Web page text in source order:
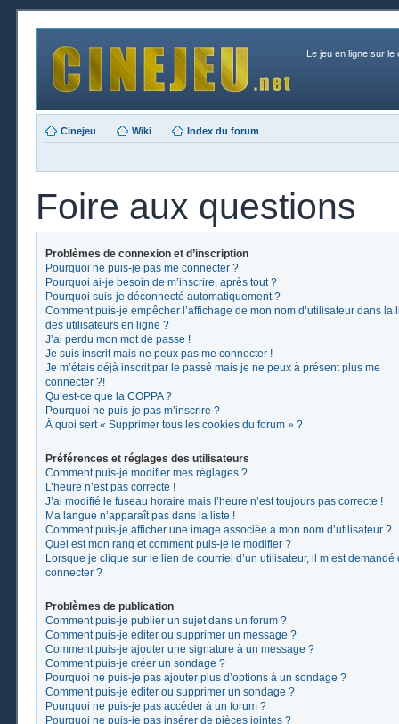
Le jeu en ligne sur le
Cinejeu Wiki Index du forum
Foire aux questions
Problèmes de connexion et d’inscription
Pourquoi ne puis-je pas me connecter ?
Pourquoi ai-je besoin de m’inscrire, après tout ?
Pourquoi suis-je déconnecté automatiquement ?
Comment puis-je empêcher l’affichage de mon nom d’utilisateur dans la
des utilisateurs en ligne ?
J’ai perdu mon mot de passe !
Je suis inscrit mais ne peux pas me connecter !
Je m’étais déjà inscrit par le passé mais je ne peux à présent plus me
connecter ?!
Qu’est-ce que la COPPA ?
Pourquoi ne puis-je pas m’inscrire ?
À quoi sert « Supprimer tous les cookies du forum » ?
Préférences et réglages des utilisateurs
Comment puis-je modifier mes réglages ?
L’heure n’est pas correcte !
J’ai modifié le fuseau horaire mais l’heure n’est toujours pas correcte !
Ma langue n’apparaît pas dans la liste !
Comment puis-je afficher une image associée à mon nom d’utilisateur ?
Quel est mon rang et comment puis-je le modifier ?
Lorsque je clique sur le lien de courriel d’un utilisateur, il m’est demandé
connecter ?
Problèmes de publication
Comment puis-je publier un sujet dans un forum ?
Comment puis-je éditer ou supprimer un message ?
Comment puis-je ajouter une signature à un message ?
Comment puis-je créer un sondage ?
Pourquoi ne puis-je pas ajouter plus d’options à un sondage ?
Comment puis-je éditer ou supprimer un sondage ?
Pourquoi ne puis-je pas accéder à un forum ?
Pourquoi ne puis-je pas insérer de pièces jointes ?